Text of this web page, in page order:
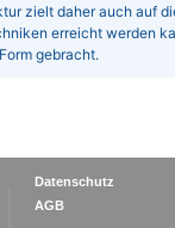
zielt daher auch auf
erreicht werden
gebracht.
Datenschutz
AGB